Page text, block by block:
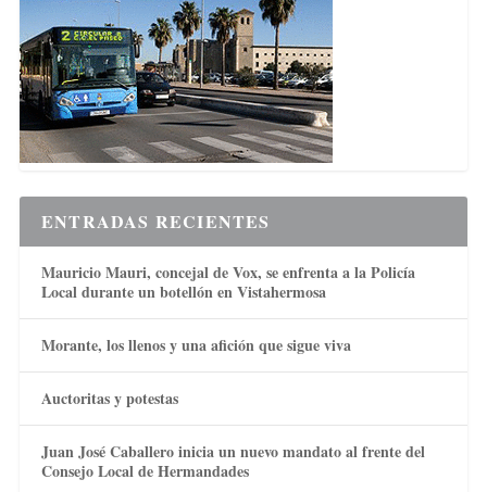
ENTRADAS RECIENTES
Mauricio Mauri, concejal de Vox, se enfrenta a la Policía
Local durante un botellón en Vistahermosa
Morante, los llenos y una afición que sigue viva
Auctoritas y potestas
Juan José Caballero inicia un nuevo mandato al frente del
Consejo Local de Hermandades